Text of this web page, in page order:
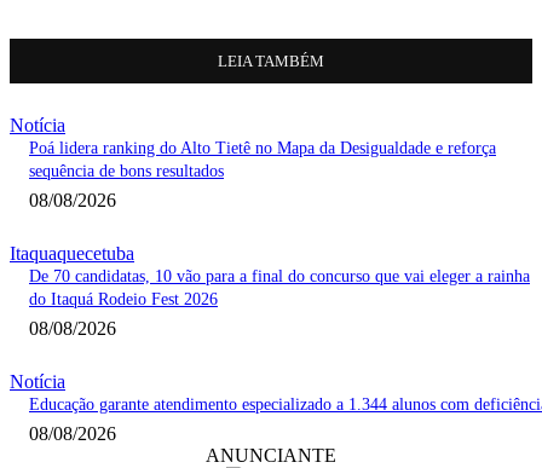
LEIA TAMBÉM
Notícia
Poá lidera ranking do Alto Tietê no Mapa da Desigualdade e reforça
sequência de bons resultados
08/08/2026
Itaquaquecetuba
De 70 candidatas, 10 vão para a final do concurso que vai eleger a rainha
do Itaquá Rodeio Fest 2026
08/08/2026
Notícia
Educação garante atendimento especializado a 1.344 alunos com
08/08/2026
ANUNCIANTE